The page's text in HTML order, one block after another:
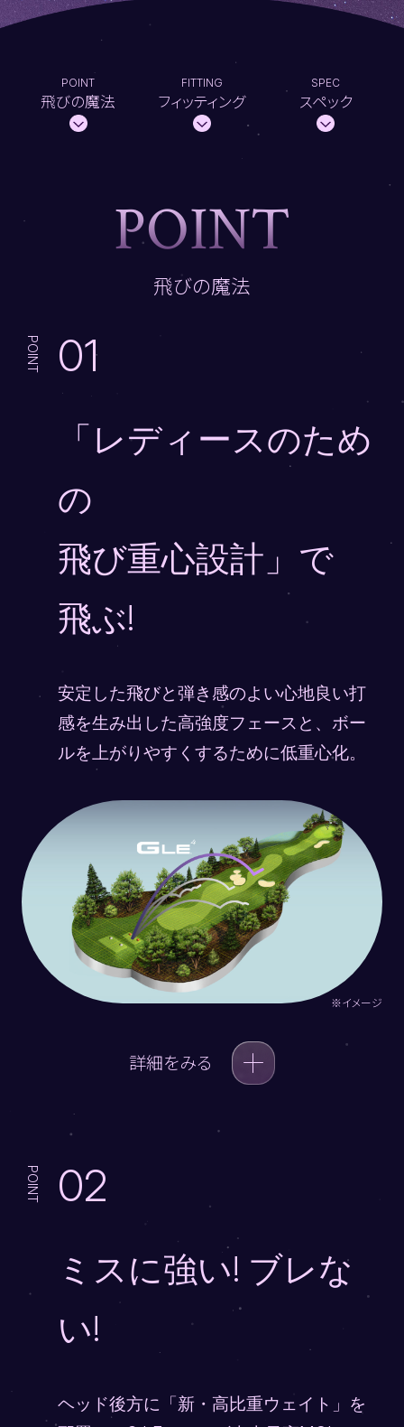
POINT
飛びの魔法
FITTING
フィッティング
SPEC
スペック
POINT
飛びの魔法
POINT 01
「レディースのため
の
飛び重心設計」で
飛ぶ!
安定した飛びと弾き感のよい心地良い打
感を生み出した高強度フェースと、ボー
ルを上がりやすくするために低重心化。
※イメージ
詳細をみる
POINT 02
ミスに強い! ブレな
い!
ヘッド後方に「新・高比重ウェイト」を